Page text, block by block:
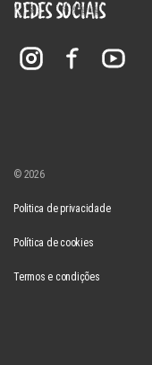
REDES SOCIAIS
© 2026
Politica de privacidade
Política de cookies
Termos e condições